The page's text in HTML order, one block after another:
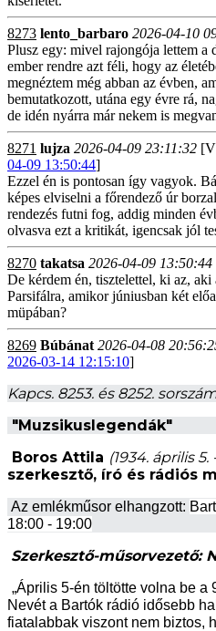
8273 lento_barbaro 2026-04-10
Plusz egy: mivel rajongója lettem a
ember rendre azt féli, hogy az
megnéztem még abban az évben,
bemutatkozott, utána egy évre rá,
de idén nyárra már nekem is
8271 lujza 2026-04-09 23:11:32
04-09 13:50:44]
Ezzel én is pontosan így vagyok.
képes elviselni a főrendező úr
rendezés futni fog, addig minden
olvasva ezt a kritikát, igencsak jól
8270 takatsa 2026-04-09 13:50:44
De kérdem én, tisztelettel, ki az,
Parsifálra, amikor júniusban két
müpában?
8269 Búbánat 2026-04-08
2026-03-14 12:15:10]
Kapcs. 8253. és 8252.
"Muzsikuslegendák"
Boros Attila (1934. április
szerkesztő, író és rádiós
Az emlékműsor elhangzott:
18:00 - 19:00
Szerkesztő-műsorvezető:
„Április 5-én töltötte volna be a
Nevét a Bartók rádió idősebb
fiatalabbak viszont nem biztos,